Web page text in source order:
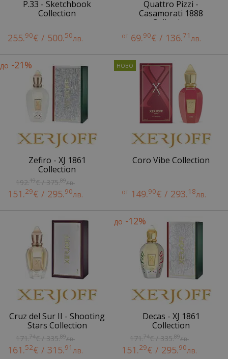
P.33 - Sketchbook
Collection
255.90€ / 500.50лв.
Quattro Pizzi -
Casamorati 1888
Collection
от 69.90€ / 136.71лв.
до -21%
Zefiro - XJ 1861
Collection
192.19€ / 375.89лв.
151.29€ / 295.90лв.
Coro Vibe Collection
от 149.90€ / 293.18лв.
Cruz del Sur II - Shooting
Stars Collection
171.74€ / 335.89лв.
161.52€ / 315.91лв.
до -12%
Decas - XJ 1861
Collection
171.74€ / 335.89лв.
151.29€ / 295.90лв.